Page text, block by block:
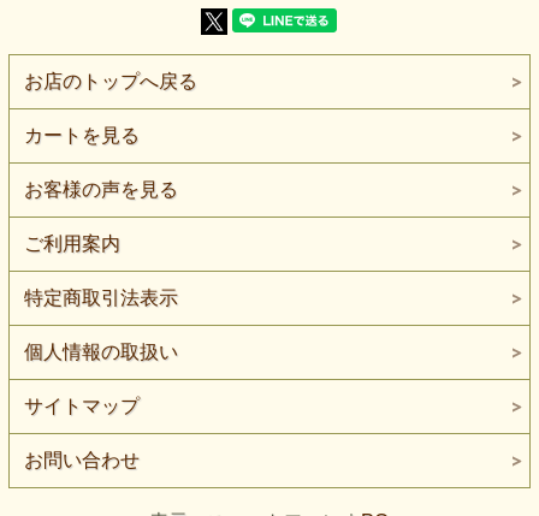
【生地の伸び】ヨコ方向に伸びます
【染 色】トップ染め
【ボタンの大きさ】比較用ボタン直径は約2cmです。
麻100％の糸をゆったりと編み上げた、トップ染めのローゲ
ージニットです。
編み目の隙間からインナーが透け、平らな無地ニットとは異
なる軽やかな見え方を楽しめます。
色は、赤みを含んだ鮮やかな紫です。
赤の華やかさと紫の深みをあわせ持ち、黒、濃紺、グレイ、
生成りなどと組み合わせると、色の印象をはっきり見せられ
ます。
りすぎず、編み目の陰影と一緒に奥行きが現れます。
厚みの表示は普通地ですが、ローゲージ編みのため透け感が
あります。
一枚で着る服よりも、キャミソール、タンクトップ、ワンピ
ースなどへ重ねる使い方に向いています。
カーディガンや軽い羽織りでは、前を閉じずに着る形や、身
幅へゆとりを持たせたデザインにご検討いただけます。
お店のトップへ戻る
カートを見る
お客様の声を見る
ご利用案内
特定商取引法表示
個人情報の取扱い
サイトマップ
お問い合わせ